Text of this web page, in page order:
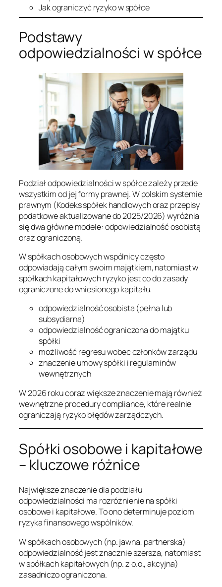
Jak ograniczyć ryzyko w spółce
Podstawy
odpowiedzialności w spółce
Podział odpowiedzialności w spółce zależy przede
wszystkim od jej formy prawnej. W polskim systemie
prawnym (Kodeks spółek handlowych oraz przepisy
podatkowe aktualizowane do 2025/2026) wyróżnia
się dwa główne modele: odpowiedzialność osobistą
oraz ograniczoną.
W spółkach osobowych wspólnicy często
odpowiadają całym swoim majątkiem, natomiast w
spółkach kapitałowych ryzyko jest co do zasady
ograniczone do wniesionego kapitału.
odpowiedzialność osobista (pełna lub
subsydiarna)
odpowiedzialność ograniczona do majątku
spółki
możliwość regresu wobec członków zarządu
znaczenie umowy spółki i regulaminów
wewnętrznych
W 2026 roku coraz większe znaczenie mają również
wewnętrzne procedury compliance, które realnie
ograniczają ryzyko błędów zarządczych.
Spółki osobowe i kapitałowe
– kluczowe różnice
Największe znaczenie dla podziału
odpowiedzialności ma rozróżnienie na spółki
osobowe i kapitałowe. To ono determinuje poziom
ryzyka finansowego wspólników.
W spółkach osobowych (np. jawna, partnerska)
odpowiedzialność jest znacznie szersza, natomiast
w spółkach kapitałowych (np. z o.o., akcyjna)
zasadniczo ograniczona.